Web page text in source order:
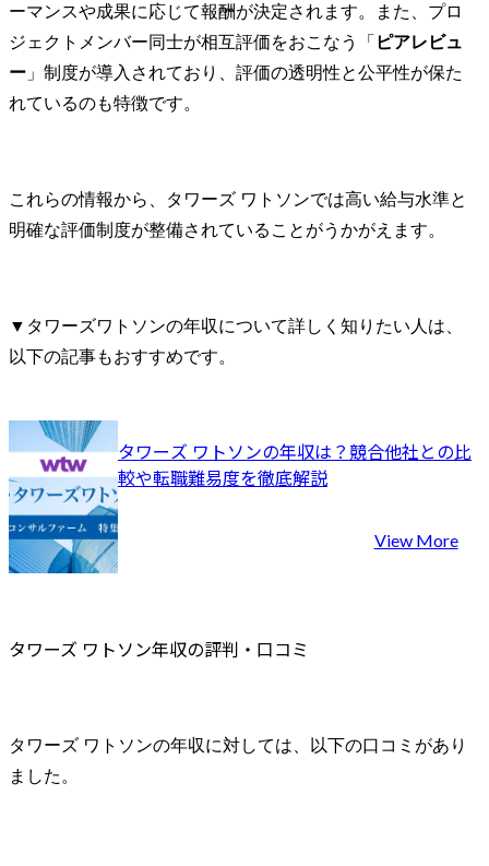
ーマンスや成果に応じて報酬が決定されます。​また、プロ
ジェクトメンバー同士が相互評価をおこなう「 ピアレビュ
ー 」制度が導入されており、評価の透明性と公平性が保た
れているのも特徴です。​
これらの情報から、タワーズ ワトソンでは高い給与水準と
明確な評価制度が整備されていることがうかがえます。
▼タワーズワトソンの年収について詳しく知りたい人は、
以下の記事もおすすめです。
タワーズ ワトソンの年収は？競合他社との比
較や転職難易度を徹底解説
View More
タワーズ ワトソン年収の評判・口コミ
タワーズ ワトソンの年収に対しては、以下の口コミがあり
ました。